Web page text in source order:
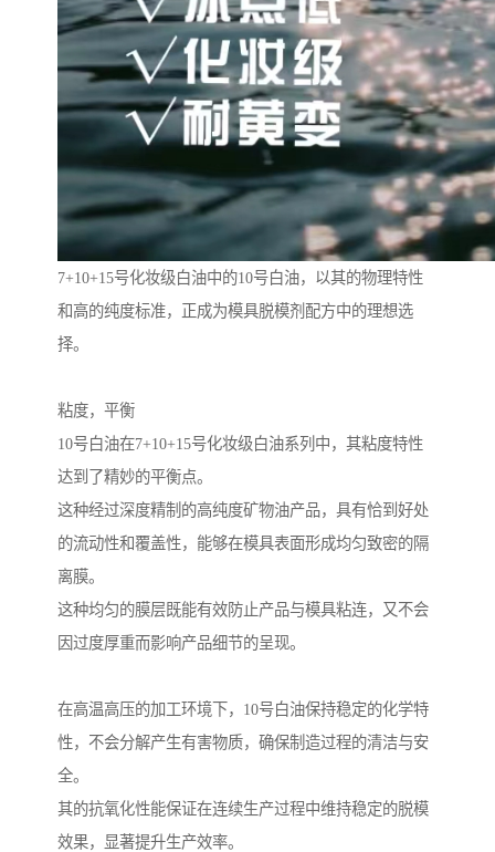
7+10+15号化妆级白油中的10号白油，以其的物理特性
和高的纯度标准，正成为模具脱模剂配方中的理想选
择。
粘度，平衡
10号白油在7+10+15号化妆级白油系列中，其粘度特性
达到了精妙的平衡点。
这种经过深度精制的高纯度矿物油产品，具有恰到好处
的流动性和覆盖性，能够在模具表面形成均匀致密的隔
离膜。
这种均匀的膜层既能有效防止产品与模具粘连，又不会
因过度厚重而影响产品细节的呈现。
在高温高压的加工环境下，10号白油保持稳定的化学特
性，不会分解产生有害物质，确保制造过程的清洁与安
全。
其的抗氧化性能保证在连续生产过程中维持稳定的脱模
效果，显著提升生产效率。